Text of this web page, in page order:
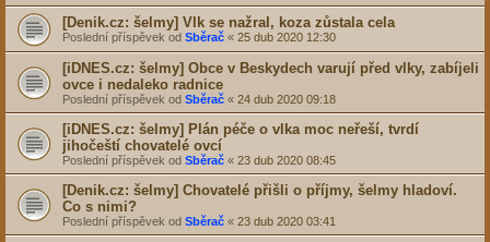
[Denik.cz: šelmy] Vlk se nažral, koza zůstala cela
Poslední příspěvek od Sběrač « 25 dub 2020 12:30
[iDNES.cz: šelmy] Obce v Beskydech varují před vlky, zabíjeli
ovce i nedaleko radnice
Poslední příspěvek od Sběrač « 24 dub 2020 09:18
[iDNES.cz: šelmy] Plán péče o vlkamoc neřeší, tvrdí
jihočeští chovatelé ovcí
Poslední příspěvek od Sběrač « 23 dub 2020 08:45
[Denik.cz: šelmy] Chovatelé přišli o příjmy, šelmy hladoví.
Co s nimi?
Poslední příspěvek od Sběrač « 23 dub 2020 03:41